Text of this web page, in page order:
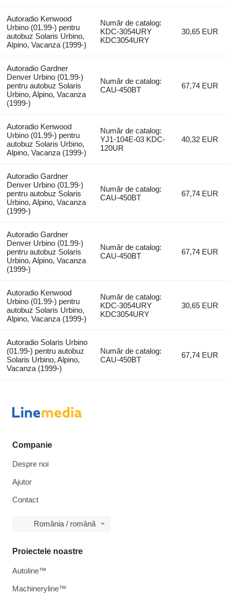
Autoradio Kenwood
Urbino (01.99-) pentru
autobuz Solaris Urbino,
Alpino, Vacanza (1999-)
Număr de catalog:
KDC-3054URY
KDC3054URY
30,65 EUR
Autoradio Gardner
Denver Urbino (01.99-)
pentru autobuz Solaris
Urbino, Alpino, Vacanza
(1999-)
Număr de catalog:
CAU-450BT
67,74 EUR
Autoradio Kenwood
Urbino (01.99-) pentru
autobuz Solaris Urbino,
Alpino, Vacanza (1999-)
Număr de catalog:
YJ1-104E-03 KDC-
120UR
40,32 EUR
Autoradio Gardner
Denver Urbino (01.99-)
pentru autobuz Solaris
Urbino, Alpino, Vacanza
(1999-)
Număr de catalog:
CAU-450BT
67,74 EUR
Autoradio Gardner
Denver Urbino (01.99-)
pentru autobuz Solaris
Urbino, Alpino, Vacanza
(1999-)
Număr de catalog:
CAU-450BT
67,74 EUR
Autoradio Kenwood
Urbino (01.99-) pentru
autobuz Solaris Urbino,
Alpino, Vacanza (1999-)
Număr de catalog:
KDC-3054URY
KDC3054URY
30,65 EUR
Autoradio Solaris Urbino
(01.99-) pentru autobuz
Solaris Urbino, Alpino,
Vacanza (1999-)
Număr de catalog:
CAU-450BT
67,74 EUR
Companie
Despre noi
Ajutor
Contact
România / română
Proiectele noastre
Autoline™
Machineryline™